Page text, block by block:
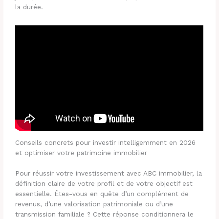
la durée.
Conseils concrets pour investir intelligemment en 2026
et optimiser votre patrimoine immobilier
Pour réussir votre investissement avec ABC immobilier, la
définition claire de votre profil et de votre objectif est
essentielle. Êtes-vous en quête d’un complément de
revenus, d’une valorisation patrimoniale ou d’une
transmission familiale ? Cette réponse conditionnera le